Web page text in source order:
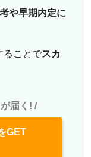
や早期内定に
ることでスカ
届く! /
GET